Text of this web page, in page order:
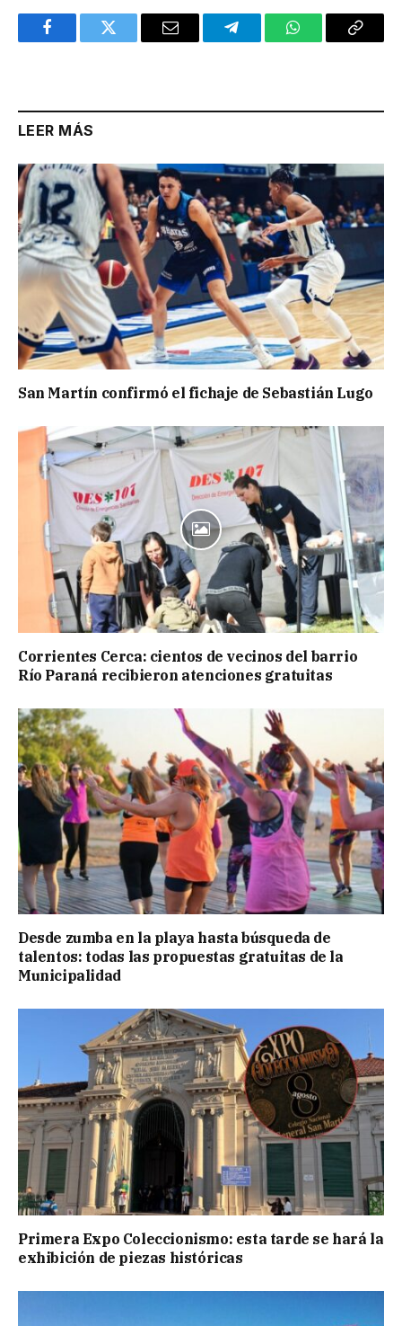
FacebookTwitter Email TelegramWhatsAppCopy
LEER MÁS
San Martín confirmó el fichaje de Sebastián Lugo
Corrientes Cerca: cientos de vecinos del barrio
Río Paraná recibieron atenciones gratuitas
Desde zumba en la playa hasta búsqueda de
talentos: todas las propuestas gratuitas de la
Municipalidad
Primera Expo Coleccionismo: esta tarde se hará la
exhibición de piezas históricas